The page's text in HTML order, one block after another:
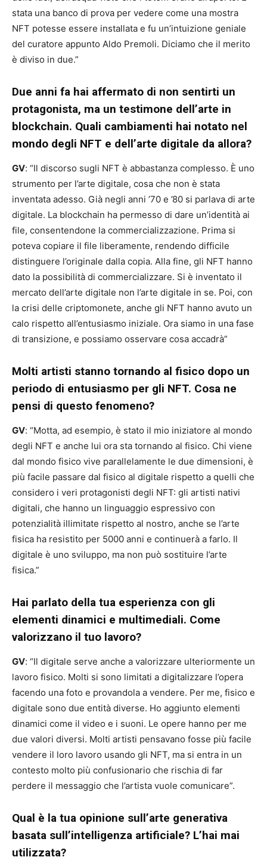
stata una banco di prova per vedere come una mostra
NFT potesse essere installata e fu un’intuizione geniale
del curatore appunto Aldo Premoli. Diciamo che il merito
è diviso in due.”
Due anni fa hai affermato di non sentirti un
protagonista, ma un testimone dell’arte in
blockchain. Quali cambiamenti hai notato nel
mondo degli NFT e dell’arte digitale da allora?
GV: “Il discorso sugli NFT è abbastanza complesso. È uno
strumento per l’arte digitale, cosa che non è stata
inventata adesso. Già negli anni ’70 e ’80 si parlava di arte
digitale. La blockchain ha permesso di dare un’identità ai
file, consentendone la commercializzazione. Prima si
poteva copiare il file liberamente, rendendo difficile
distinguere l’originale dalla copia. Alla fine, gli NFT hanno
dato la possibilità di commercializzare. Si è inventato il
mercato dell’arte digitale non l’arte digitale in se. Poi, con
la crisi delle criptomonete, anche gli NFT hanno avuto un
calo rispetto all’entusiasmo iniziale. Ora siamo in una fase
di transizione, e possiamo osservare cosa accadrà”
Molti artisti stanno tornando al fisico dopo un
periodo di entusiasmo per gli NFT. Cosa ne
pensi di questo fenomeno?
GV: “Motta, ad esempio, è stato il mio iniziatore al mondo
degli NFT e anche lui ora sta tornando al fisico. Chi viene
dal mondo fisico vive parallelamente le due dimensioni, è
più facile passare dal fisico al digitale rispetto a quelli che
considero i veri protagonisti degli NFT: gli artisti nativi
digitali, che hanno un linguaggio espressivo con
potenzialità illimitate rispetto al nostro, anche se l’arte
fisica ha resistito per 5000 anni e continuerà a farlo. Il
digitale è uno sviluppo, ma non può sostituire l’arte
fisica.”
Hai parlato della tua esperienza con gli
elementi dinamici e multimediali. Come
valorizzano il tuo lavoro?
GV: “Il digitale serve anche a valorizzare ulteriormente un
lavoro fisico. Molti si sono limitati a digitalizzare l’opera
facendo una foto e provandola a vendere. Per me, fisico e
digitale sono due entità diverse. Ho aggiunto elementi
dinamici come il video e i suoni. Le opere hanno per me
due valori diversi. Molti artisti pensavano fosse più facile
vendere il loro lavoro usando gli NFT, ma si entra in un
contesto molto più confusionario che rischia di far
perdere il messaggio che l’artista vuole comunicare”.
Qual è la tua opinione sull’arte generativa
basata sull’intelligenza artificiale? L’hai mai
utilizzata?